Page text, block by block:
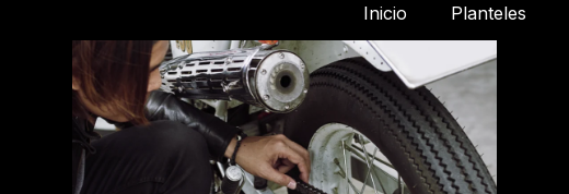
Inicio Planteles